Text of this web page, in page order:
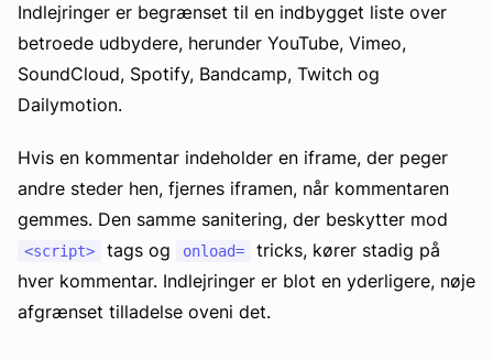
Indlejringer er begrænset til en indbygget liste over
betroede udbydere, herunder YouTube, Vimeo,
SoundCloud, Spotify, Bandcamp, Twitch og
Dailymotion.
Hvis en kommentar indeholder en iframe, der peger
andre steder hen, fjernes iframen, når kommentaren
gemmes. Den samme sanitering, der beskytter mod
<script> tags og onload=
tricks, kører stadig på
hver kommentar. Indlejringer er blot en yderligere, nøje
afgrænset tilladelse oveni det.